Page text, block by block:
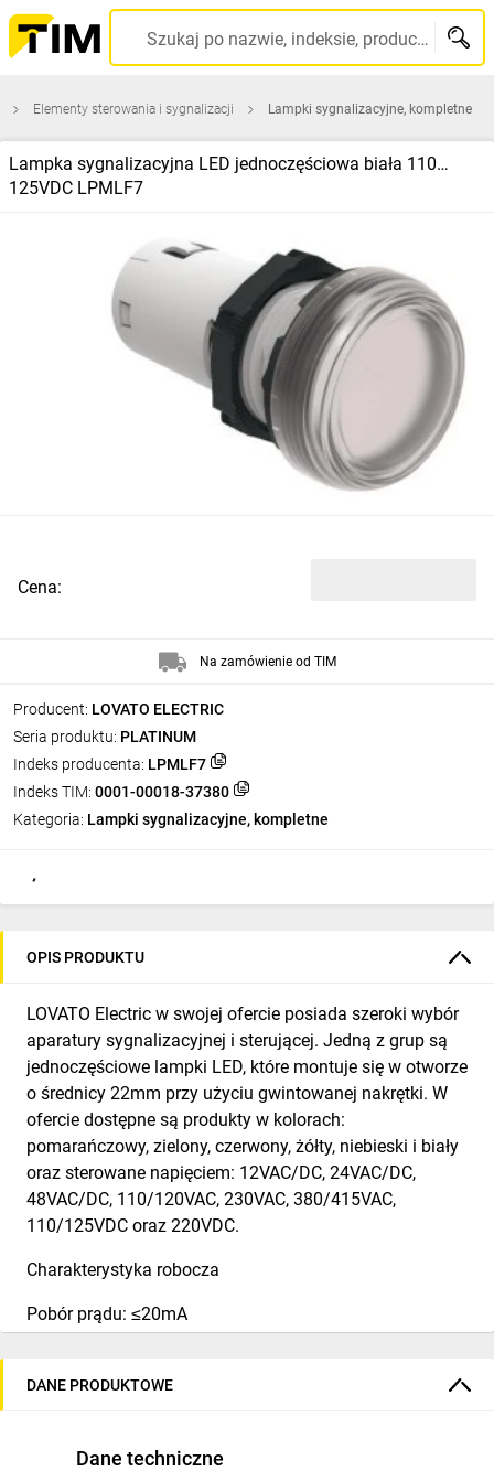
Szukaj po nazwie, indeksie, producencie, kodzie kreskowym...
Elementy sterowania i sygnalizacji Lampki sygnalizacyjne, kompletne
Lampka sygnalizacyjna LED jednoczęściowa biała 110…
125VDC LPMLF7
Producent: LOVATO ELECTRIC
Seria produktu: PLATINUM
Indeks producenta: LPMLF7
Indeks TIM: 0001-00018-37380
Kategoria: Lampki sygnalizacyjne, kompletne
Cena:
Na zamówienie od TIM
OPIS PRODUKTU
LOVATO Electric w swojej ofercie posiada szeroki wybór
aparatury sygnalizacyjnej i sterującej. Jedną z grup są
jednoczęściowe lampki LED, które montuje się w otworze
o średnicy 22mm przy użyciu gwintowanej nakrętki. W
ofercie dostępne są produkty w kolorach:
pomarańczowy, zielony, czerwony, żółty, niebieski i biały
oraz sterowane napięciem: 12VAC/DC, 24VAC/DC,
48VAC/DC, 110/120VAC, 230VAC, 380/415VAC,
110/125VDC oraz 220VDC.
Charakterystyka robocza
Pobór prądu: ≤20mA
użyciu gwintowanej nakrętki (Tmax 2.3Nm/1.69lbft), jak
Trwałość elektryczna: >30 000 godzin
DANE PRODUKTOWE
Dane techniczne